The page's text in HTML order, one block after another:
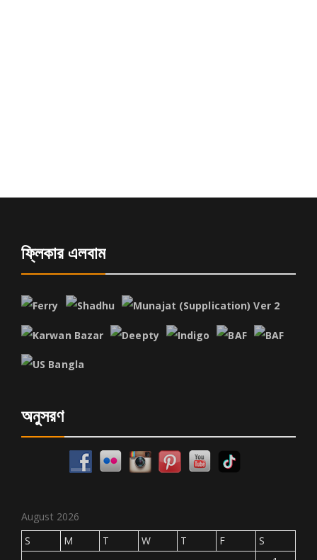
ফ্লিকার এলবাম
অনুসরণ
August 2026
S
M T W T F
S